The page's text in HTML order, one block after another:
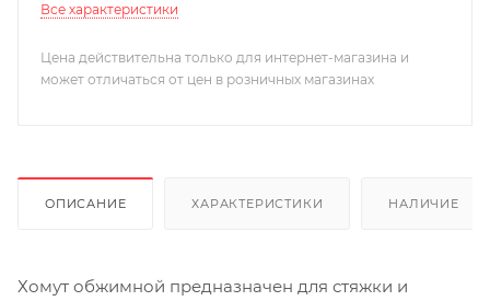
Все характеристики
Цена действительна только для интернет-магазина и
может отличаться от цен в розничных магазинах
ОПИСАНИЕ ХАРАКТЕРИСТИКИ НАЛИЧИЕ
Хомут обжимной предназначен для стяжки и